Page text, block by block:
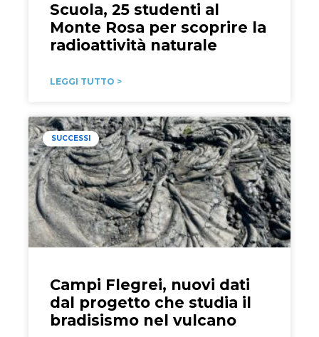
Scuola, 25 studenti al
Monte Rosa per scoprire la
radioattività naturale
LEGGI TUTTO >
SUCCESSI
Campi Flegrei, nuovi dati
dal progetto che studia il
bradisismo nel vulcano